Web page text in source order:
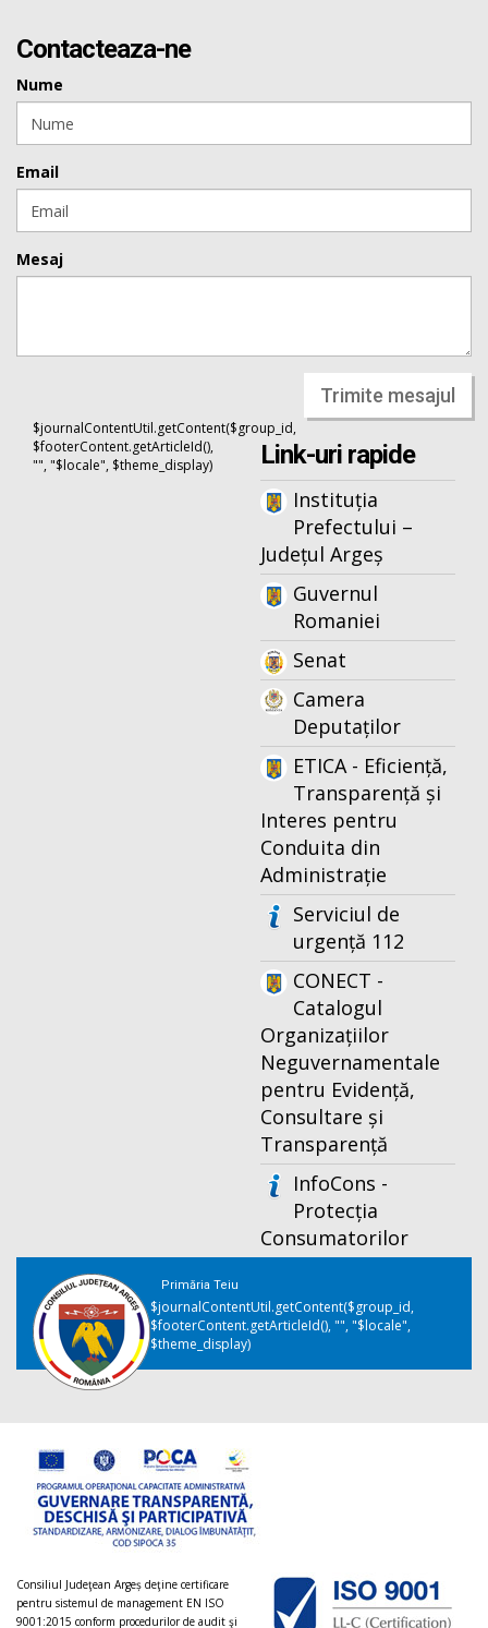
Contacteaza-ne
Nume
Email
Mesaj
Trimite mesajul
$journalContentUtil.getContent($group_id,
$footerContent.getArticleId(),
"", "$locale", $theme_display)
Link-uri rapide
Instituția
Prefectului –
Județul Argeș
Guvernul
Romaniei
Senat
Camera
Deputaților
ETICA - Eficiență,
Transparență și
Interes pentru
Conduita din
Administrație
Serviciul de
urgență 112
CONECT -
Catalogul
Organizațiilor
Neguvernamentale
pentru Evidență,
Consultare și
Transparență
InfoCons -
Protecția
Consumatorilor
Primăria Teiu
$journalContentUtil.getContent($group_id,
$footerContent.getArticleId(), "", "$locale",
$theme_display)
Consiliul Judeţean Argeș deţine certificare
pentru sistemul de management EN ISO
9001:2015 conform procedurilor de audit şi